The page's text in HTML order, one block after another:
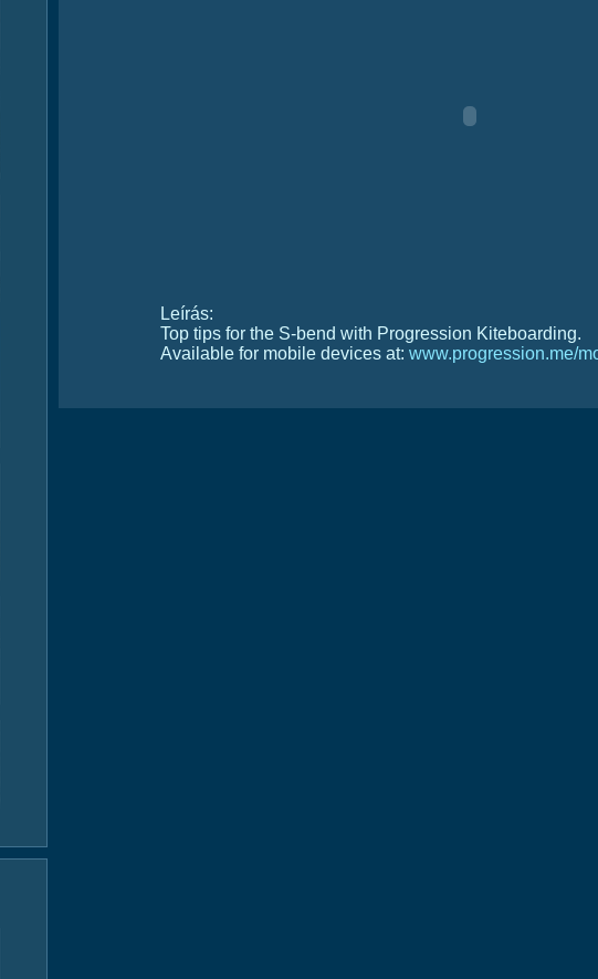
Leírás:
Top tips for the S-bend with Progression Kiteboarding.
Available for mobile devices at: www.progression.me/